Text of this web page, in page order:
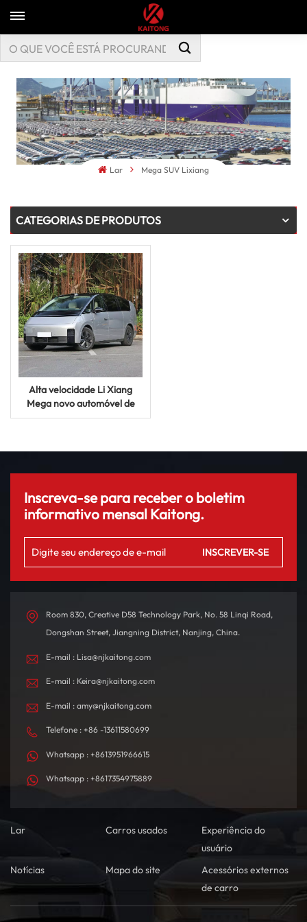
Lar Mega SUV Lixiang
CATEGORIAS DE PRODUTOS
Alta velocidade Li Xiang
Mega novo automóvel de
luxo grande ampliado de
Inscreva-se para receber o boletim
informativo mensal Kaitong.
Room 830, Creative D58 Technology Park, No. 58 Linqi Road,
Dongshan Street, Jiangning District, Nanjing, China.
E-mail : Lisa@njkaitong.com
E-mail : Keira@njkaitong.com
E-mail : amy@njkaitong.com
Telefone : +86 -13611580699
Whatsapp : +8613951966615
Whatsapp : +8617354975889
Lar Carros usados
Experiência do
usuário
Notícias
Mapa do site
Acessórios externos
de carro